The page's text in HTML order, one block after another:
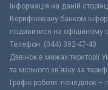
Інформація на даній
Верифіковану банком
подивитися на офіційному
Телефон: (044) 392-47-40
Дзвінок в межах території
та міського зв’язку за
Графік роботи: понеділок –